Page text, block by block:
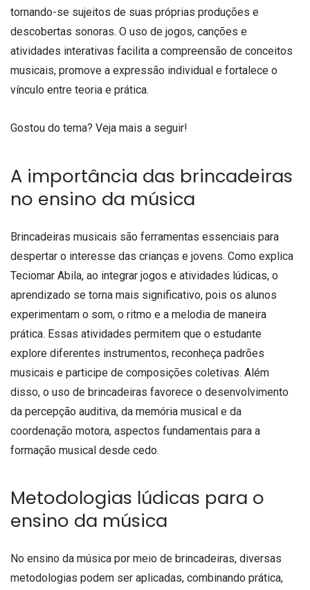
tornando-se sujeitos de suas próprias produções e
descobertas sonoras. O uso de jogos, canções e
atividades interativas facilita a compreensão de conceitos
musicais, promove a expressão individual e fortalece o
vínculo entre teoria e prática.
Gostou do tema? Veja mais a seguir!
A importância das brincadeiras
no ensino da música
Brincadeiras musicais são ferramentas essenciais para
despertar o interesse das crianças e jovens. Como explica
Teciomar Abila, ao integrar jogos e atividades lúdicas, o
aprendizado se torna mais significativo, pois os alunos
experimentam o som, o ritmo e a melodia de maneira
prática. Essas atividades permitem que o estudante
explore diferentes instrumentos, reconheça padrões
musicais e participe de composições coletivas. Além
disso, o uso de brincadeiras favorece o desenvolvimento
da percepção auditiva, da memória musical e da
coordenação motora, aspectos fundamentais para a
formação musical desde cedo.
Metodologias lúdicas para o
ensino da música
No ensino da música por meio de brincadeiras, diversas
metodologias podem ser aplicadas, combinando prática,